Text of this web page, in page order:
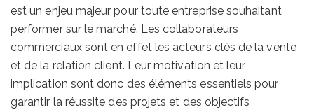
est un enjeu majeur pour toute entreprise souhaitant
performer sur le marché. Les collaborateurs
commerciaux sont en effet les acteurs clés de la vente
et de la relation client. Leur motivation et leur
implication sont donc des éléments essentiels pour
garantir la réussite des projets et des objectifs